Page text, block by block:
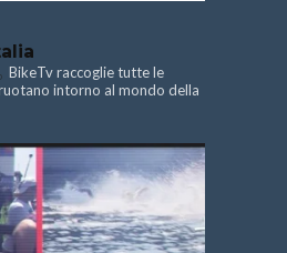
BikeTv raccoglie tutte le
intorno al mondo della